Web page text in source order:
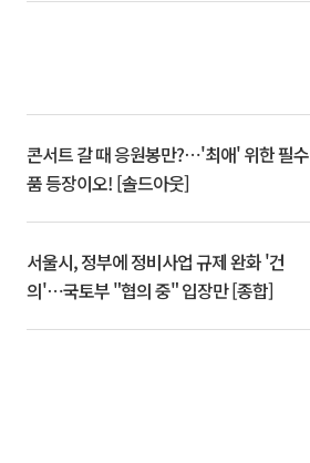
콘서트 갈 때 응원봉만?⋯'최애' 위한 필수
품 등장이오! [솔드아웃]
서울시, 정부에 정비사업 규제 완화 '건
의'⋯국토부 "협의 중" 입장만 [종합]